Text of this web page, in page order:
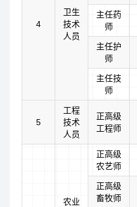
4
卫生
技术
人员
主任药
师
主任护
师
主任技
师
5
工程
技术
人员
正高级
工程师
农业
正高级
农艺师
正高级
畜牧师